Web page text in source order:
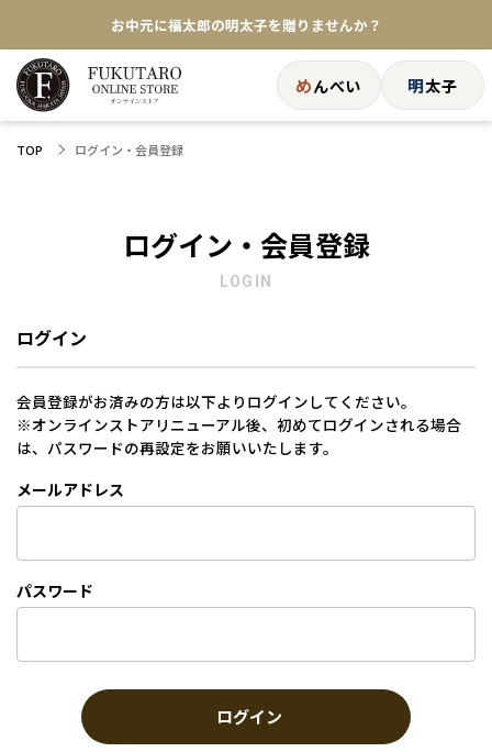
お中元に福太郎の明太子を贈りませんか？
★めんべい25周年記念商品が登場★
【色々な味を試したい方へ】ポストイン！めんべい
めんべい 明太子
TOP ログイン・会員登録
ログイン・会員登録
LOGIN
ログイン
会員登録がお済みの方は以下よりログインしてください。
※オンラインストアリニューアル後、初めてログインされる場合
は、パスワードの再設定をお願いいたします。
メールアドレス
パスワード
ログイン